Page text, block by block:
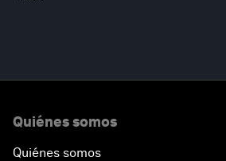
Quiénes somos
Quiénes somos